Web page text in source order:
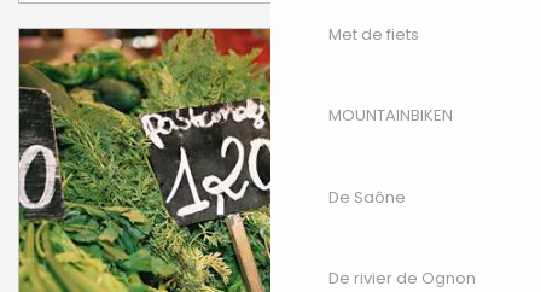
Met de fiets
MOUNTAINBIKEN
De Saône
De rivier de Ognon